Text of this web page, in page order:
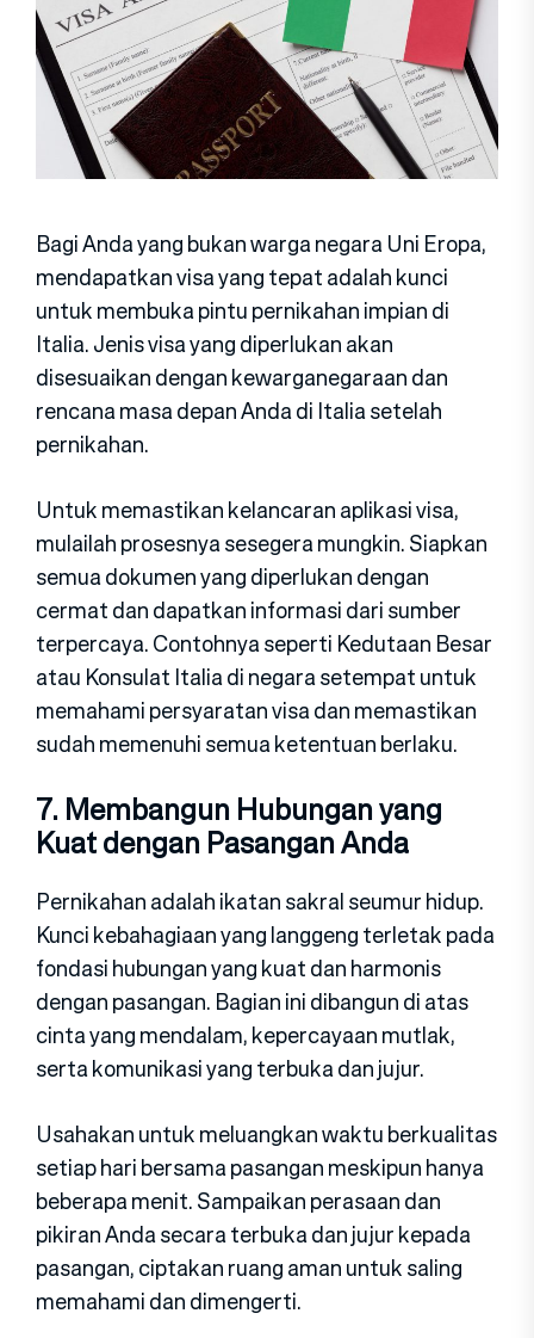
Bagi Anda yang bukan warga negara Uni Eropa,
mendapatkan visa yang tepat adalah kunci
untuk membuka pintu pernikahan impian di
Italia. Jenis visa yang diperlukan akan
disesuaikan dengan kewarganegaraan dan
rencana masa depan Anda di Italia setelah
pernikahan.
Untuk memastikan kelancaran aplikasi visa,
mulailah prosesnya sesegera mungkin. Siapkan
semua dokumen yang diperlukan dengan
cermat dan dapatkan informasi dari sumber
terpercaya. Contohnya seperti Kedutaan Besar
atau Konsulat Italia di negara setempat untuk
memahami persyaratan visa dan memastikan
sudah memenuhi semua ketentuan berlaku.
7. Membangun Hubungan yang
Kuat dengan Pasangan Anda
Pernikahan adalah ikatan sakral seumur hidup.
Kunci kebahagiaan yang langgeng terletak pada
fondasi hubungan yang kuat dan harmonis
dengan pasangan. Bagian ini dibangun di atas
cinta yang mendalam, kepercayaan mutlak,
serta komunikasi yang terbuka dan jujur.
Usahakan untuk meluangkan waktu berkualitas
setiap hari bersama pasangan meskipun hanya
beberapa menit. Sampaikan perasaan dan
pikiran Anda secara terbuka dan jujur kepada
pasangan, ciptakan ruang aman untuk saling
memahami dan dimengerti.